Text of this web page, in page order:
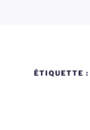
ÉTIQUETTE :